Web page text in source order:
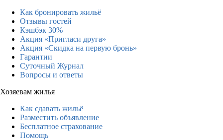
Как бронировать жильё
Отзывы гостей
Кэшбэк 30%
Акция «Пригласи друга»
Акция «Скидка на первую бронь»
Гарантии
Суточный Журнал
Вопросы и ответы
Хозяевам жилья
Как сдавать жильё
Разместить объявление
Бесплатное страхование
Помощь